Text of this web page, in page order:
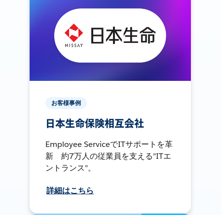
お客様事例
日本生命保険相互会社
Employee ServiceでITサポートを革
新 約7万人の従業員を支える"ITエ
ントランス"。
詳細はこちら